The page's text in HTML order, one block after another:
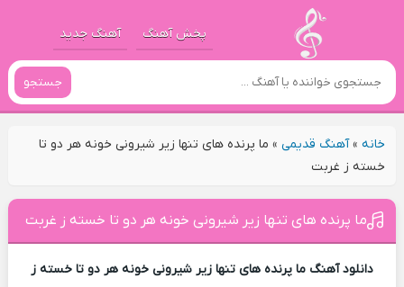
پخش آهنگ آهنگ جدید
جستجو
خانه»آهنگ قدیمی» ما پرنده های تنها زیر شیرونی خونه هر دو تا
خسته ز غربت
ما پرنده های تنها زیر شیرونی خونه هر دو تا خسته ز غربت
دانلود آهنگ ما پرنده های تنها زیر شیرونی خونه هر دو تا خسته ز